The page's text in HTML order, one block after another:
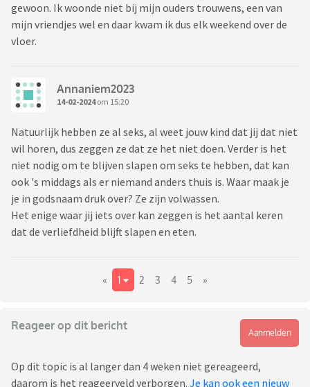
gewoon. Ik woonde niet bij mijn ouders trouwens, een van
mijn vriendjes wel en daar kwam ik dus elk weekend over de
vloer.
Annaniem2023
14-02-2024om 15:20
Natuurlijk hebben ze al seks, al weet jouw kind dat jij dat niet
wil horen, dus zeggen ze dat ze het niet doen. Verder is het
niet nodig om te blijven slapen om seks te hebben, dat kan
ook 's middags als er niemand anders thuis is. Waar maak je
je in godsnaam druk over? Ze zijn volwassen.
Het enige waar jij iets over kan zeggen is het aantal keren
dat de verliefdheid blijft slapen en eten.
« 1 2 3 4 5 »
Reageer op dit bericht
Aanmelden
Op dit topic is al langer dan 4 weken niet gereageerd,
daarom is het reageerveld verborgen. Je kan ook een nieuw